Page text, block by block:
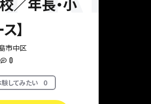
／年長・小
】
市中区
0
してみたい 0